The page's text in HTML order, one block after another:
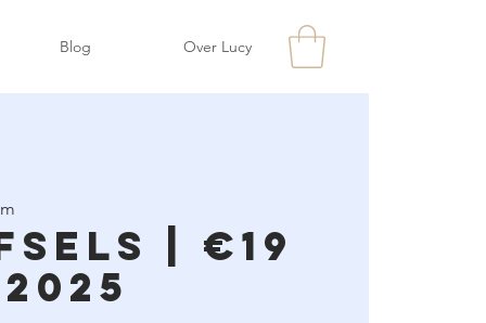
Blog Over Lucy
| €19